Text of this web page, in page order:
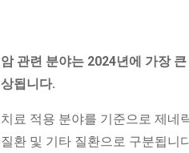
암 관련 분야는 2024년에 가장
상됩니다.
치료 적용 분야를 기준으로 제네
질환 및 기타 질환으로 구분됩니